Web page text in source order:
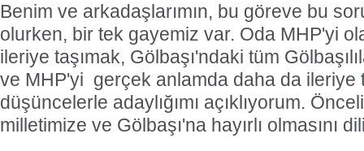
Benim ve arkadaşlarımın, bu göreve bu
olurken, bir tek gayemiz var. Oda MHP'yi
ileriye taşımak, Gölbaşı'ndaki tüm
ve MHP'yi gerçek anlamda daha da ileriye
düşüncelerle adaylığımı açıklıyorum.
milletimize ve Gölbaşı'na hayırlı olmasını